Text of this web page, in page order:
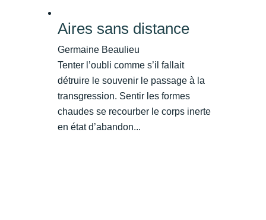
Aires sans distance
Germaine Beaulieu
Tenter l’oubli comme s’il fallait
détruire le souvenir le passage à la
transgression. Sentir les formes
chaudes se recourber le corps inerte
en état d’abandon...